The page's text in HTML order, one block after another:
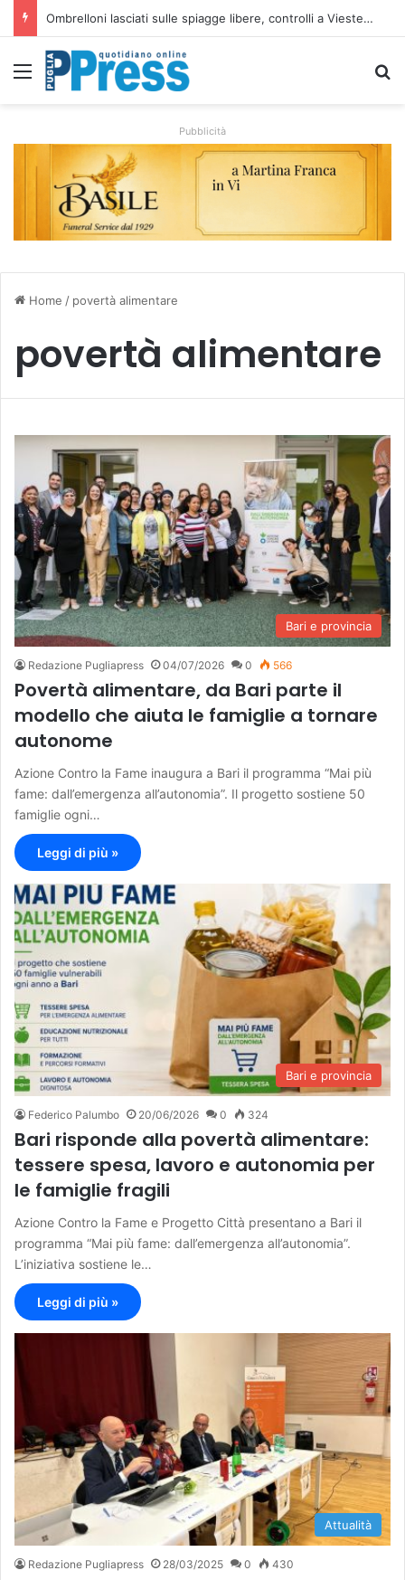
Ombrelloni lasciati sulle spiagge libere, controlli a Vieste e Peschici: liberati oltre 5mila metri quadrati
Menu
Pubblicità
Home / povertà alimentare
povertà alimentare
Bari e provincia
Redazione Pugliapress 04/07/2026 0 566
Povertà alimentare, da Bari parte il
modello che aiuta le famiglie a tornare
autonome
Azione Contro la Fame inaugura a Bari il programma “Mai più
fame: dall’emergenza all’autonomia”. Il progetto sostiene 50
famiglie ogni…
Leggi di più »
Bari e provincia
Federico Palumbo 20/06/2026 0 324
Bari risponde alla povertà alimentare:
tessere spesa, lavoro e autonomia per
le famiglie fragili
Azione Contro la Fame e Progetto Città presentano a Bari il
programma “Mai più fame: dall’emergenza all’autonomia”.
L’iniziativa sostiene le…
Leggi di più »
Attualità
Redazione Pugliapress 28/03/2025 0 430